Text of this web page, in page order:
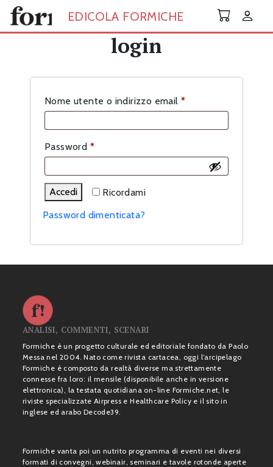
Skip to main content
EDICOLA FORMICHE
login
Nome utente o indirizzo email *Richiesto
Password *Richiesto
Ricordami
Accedi
Password dimenticata?
ANALISI, COMMENTI, SCENARI
Formiche è un progetto culturale ed editoriale fondato da Paolo
Messa nel 2004. Nato come rivista cartacea, oggi l’arcipelago
Formiche è composto da realtà diverse ma strettamente
connesse fra loro: il mensile (disponibile anche in versione
elettronica), la testata quotidiana on-line Formiche.net, le
riviste specializzate Airpress e Healthcare Policy e il sito in
inglese ed arabo Decode39.
Formiche vanta poi un nutrito programma di eventi nei diversi
formati di convegni, webinair, seminari e tavole rotonde aperte